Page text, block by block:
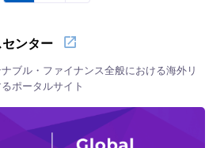
ンター
ブル・ファイナンス全般における海外リ
ポータルサイト